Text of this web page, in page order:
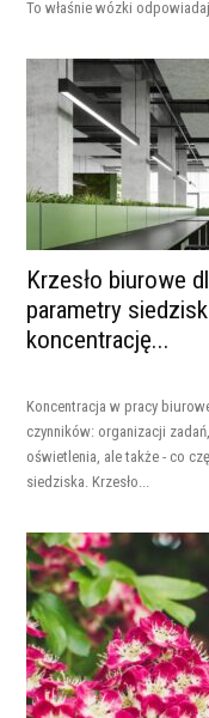
To właśnie wózki
Krzesło biurowe
parametry
koncentrację...
Koncentracja w pracy
czynników: organizacji
oświetlenia, ale także - co
siedziska. Krzesło...